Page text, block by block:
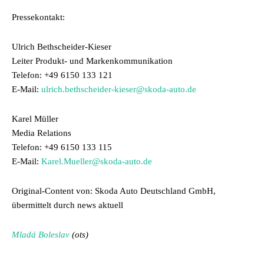
Pressekontakt:
Ulrich Bethscheider-Kieser
Leiter Produkt- und Markenkommunikation
Telefon: +49 6150 133 121
E-Mail: ulrich.bethscheider-kieser@skoda-auto.de
Karel Müller
Media Relations
Telefon: +49 6150 133 115
E-Mail: Karel.Mueller@skoda-auto.de
Original-Content von: Skoda Auto Deutschland GmbH,
übermittelt durch news aktuell
Mladá Boleslav (ots)